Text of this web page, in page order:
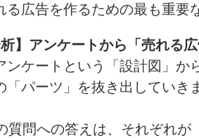
る広告を作るための最も重要
】アンケートから「売れる
ンケートという「設計図」か
「パーツ」を抜き出していき
質問への答えは、それぞれが